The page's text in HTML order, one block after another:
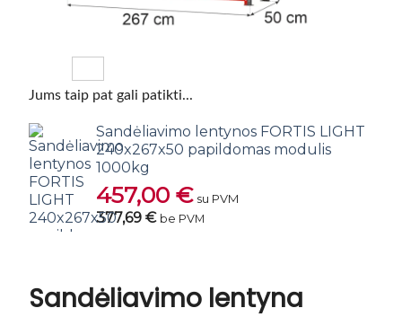
Jums taip pat gali patikti...
Sandėliavimo lentynos FORTIS LIGHT
240x267x50 papildomas modulis
1000kg
457,00 € su PVM
377,69 € be PVM
Sandėliavimo lentyna